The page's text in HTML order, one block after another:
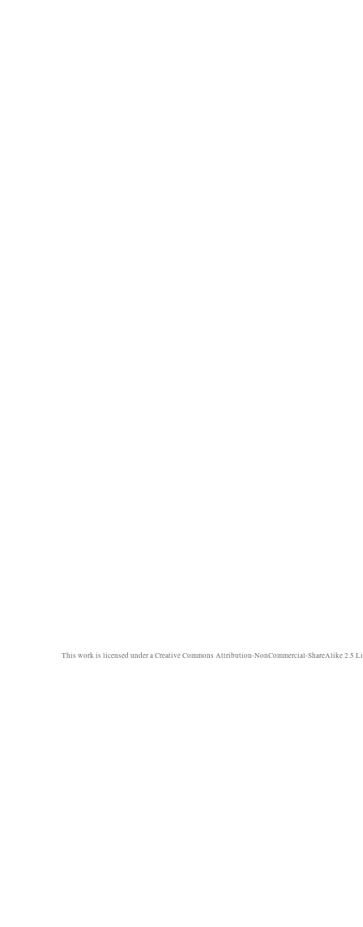
This work is licensed under aCreative Commons Attribution-NonCommercial-ShareAlike 2.5